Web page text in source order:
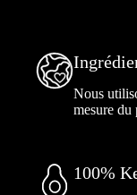
Nous
mesure du
100%